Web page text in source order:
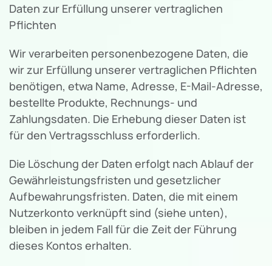
Daten zur Erfüllung unserer vertraglichen
Pflichten
Wir verarbeiten personenbezogene Daten, die
wir zur Erfüllung unserer vertraglichen Pflichten
benötigen, etwa Name, Adresse, E-Mail-Adresse,
bestellte Produkte, Rechnungs- und
Zahlungsdaten. Die Erhebung dieser Daten ist
für den Vertragsschluss erforderlich.
Die Löschung der Daten erfolgt nach Ablauf der
Gewährleistungsfristen und gesetzlicher
Aufbewahrungsfristen. Daten, die mit einem
Nutzerkonto verknüpft sind (siehe unten),
bleiben in jedem Fall für die Zeit der Führung
dieses Kontos erhalten.